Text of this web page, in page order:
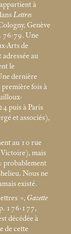
à
Lettres
Genève
76-79. Une
Arts de
au
le
dernière
première fois à
puis à Paris
et associés),
au 10 rue
Victoire), mais
probablement
Nous ne
existé.
», Gazette
176-177,
décédée à
de cette